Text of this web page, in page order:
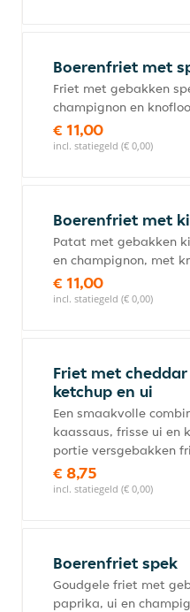
Boerenfriet met
Friet met gebakken
champignon en
€ 11,00
incl. statiegeld (€ 0,00)
Boerenfriet met
Patat met gebakken
en champignon, met
€ 11,00
incl. statiegeld (€ 0,00)
Friet met
ketchup en ui
Een smaakvolle
kaassaus, frisse ui en
portie versgebakken
€ 8,75
incl. statiegeld (€ 0,00)
Boerenfriet spek
Goudgele friet met
paprika, ui en